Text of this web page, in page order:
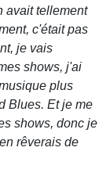
avait tellement
c'était pas
je vais
shows, j'ai
plus
Blues. Et je me
shows, donc je
rêverais de